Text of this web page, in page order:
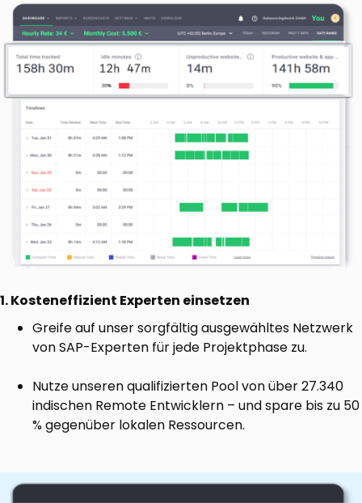
1. Kosteneffizient Experten einsetzen
Greife auf unser sorgfältig ausgewähltes Netzwerk
von SAP-Experten für jede Projektphase zu.
Nutze unseren qualifizierten Pool von über 27.340
indischen Remote Entwicklern – und spare bis zu 50
% gegenüber lokalen Ressourcen.